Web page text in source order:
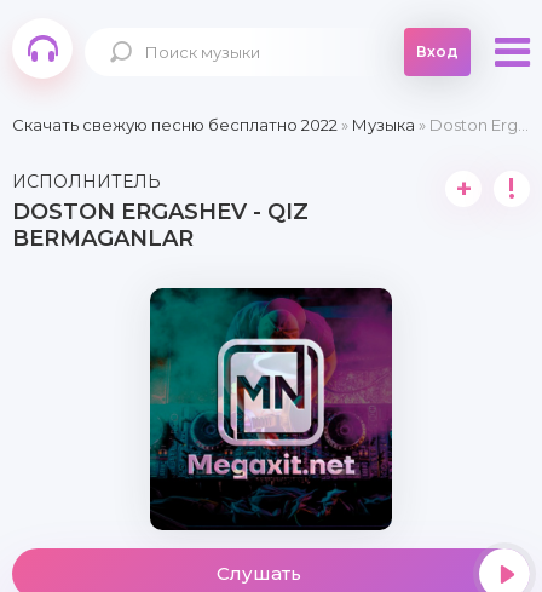
Вход
Скачать свежую песню бесплатно 2022 » Музыка » Doston Ergashev - Qiz bermaganlar
ИСПОЛНИТЕЛЬ
DOSTON ERGASHEV - QIZ
BERMAGANLAR
+ !
Слушать